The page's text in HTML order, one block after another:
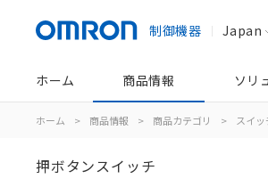
制御機器 Japan
ホーム 商品情報 ソリ
ホーム > 商品情報 > 商品カテゴリ > スイッ
押ボタンスイッチ